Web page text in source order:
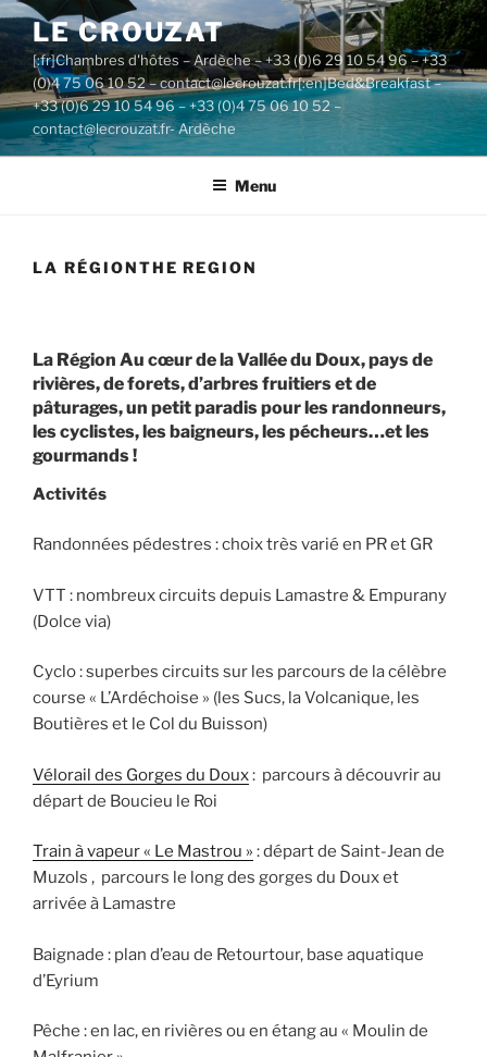
Aller
au
contenu
principal
LE CROUZAT
[:fr]Chambres d'hôtes – Ardèche – +33 (0)6 29 10 54 96 – +33
(0)4 75 06 10 52 – contact@lecrouzat.fr[:en]Bed&Breakfast –
+33 (0)6 29 10 54 96 – +33 (0)4 75 06 10 52 –
contact@lecrouzat.fr- Ardèche
Menu
LA RÉGIONTHE REGION
La Région Au cœur de la Vallée du Doux, pays de
rivières, de forets, d’arbres fruitiers et de
pâturages, un petit paradis pour les randonneurs,
les cyclistes, les baigneurs, les pécheurs…et les
gourmands !
​Activités
Randonnées pédestres : choix très varié en PR et GR
VTT : nombreux circuits depuis Lamastre & Empurany
(Dolce via)
Cyclo : superbes circuits sur les parcours de la célèbre
course « L’Ardéchoise » (les Sucs, la Volcanique, les
Boutières et le Col du Buisson)
Vélorail des Gorges du Doux: parcours à découvrir au
départ de Boucieu le Roi
Train à vapeur « Le Mastrou » : départ de Saint-Jean de
Muzols , parcours le long des gorges du Doux et
arrivée à Lamastre
Baignade : plan d’eau de Retourtour, base aquatique
d’Eyrium
Pêche : en lac, en rivières ou en étang au « Moulin de